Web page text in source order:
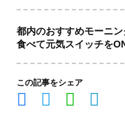
都内のおすすめモーニ
食べて元気スイッチをON
この記事をシェア